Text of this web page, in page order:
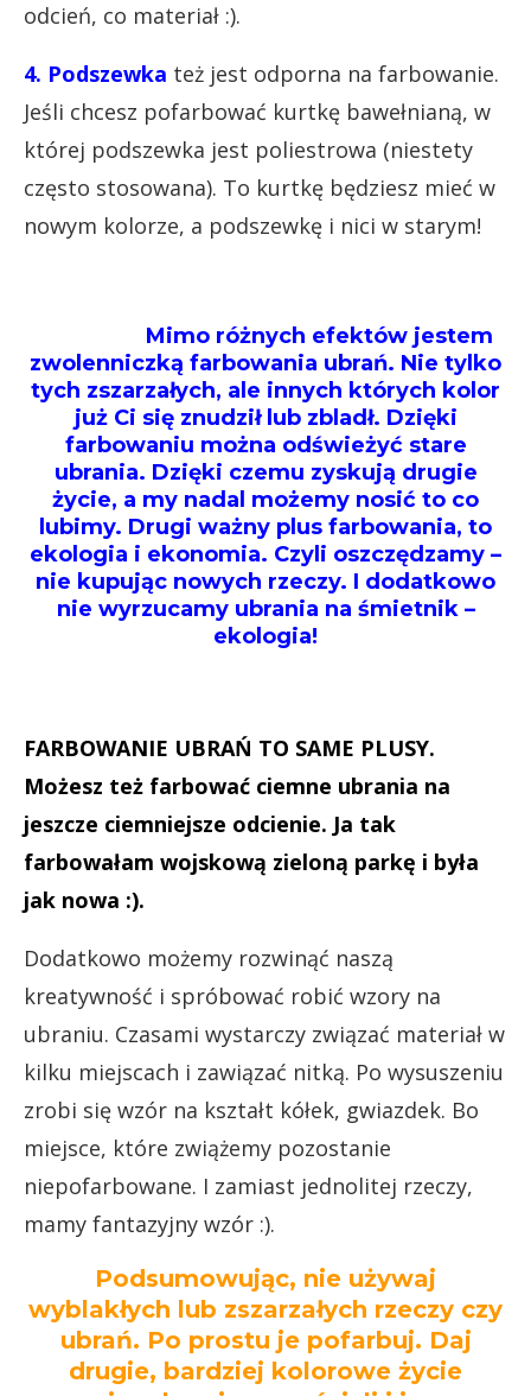
odcień, co materiał :).
4. Podszewka też jest odporna na farbowanie.
Jeśli chcesz pofarbować kurtkę bawełnianą, w
której podszewka jest poliestrowa (niestety
często stosowana). To kurtkę będziesz mieć w
nowym kolorze, a podszewkę i nici w starym!
Mimo różnych efektów jestem
zwolenniczką farbowania ubrań. Nie tylko
tych zszarzałych, ale innych których kolor
już Ci się znudził lub zbladł. Dzięki
farbowaniu można odświeżyć stare
ubrania. Dzięki czemu zyskują drugie
życie, a my nadal możemy nosić to co
lubimy. Drugi ważny plus farbowania, to
ekologia i ekonomia. Czyli oszczędzamy –
nie kupując nowych rzeczy. I dodatkowo
nie wyrzucamy ubrania na śmietnik –
ekologia!
FARBOWANIE UBRAŃ TO SAME PLUSY.
Możesz też farbować ciemne ubrania na
jeszcze ciemniejsze odcienie. Ja tak
farbowałam wojskową zieloną parkę i była
jak nowa :).
Dodatkowo możemy rozwinąć naszą
kreatywność i spróbować robić wzory na
ubraniu. Czasami wystarczy związać materiał w
kilku miejscach i zawiązać nitką. Po wysuszeniu
zrobi się wzór na kształt kółek, gwiazdek. Bo
miejsce, które zwiążemy pozostanie
niepofarbowane. I zamiast jednolitej rzeczy,
mamy fantazyjny wzór :).
Podsumowując, nie używaj
wyblakłych lub zszarzałych rzeczy czy
ubrań. Po prostu je pofarbuj. Daj
drugie, bardziej kolorowe życie